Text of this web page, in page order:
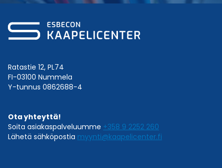
Ratastie 12, PL74
FI-03100 Nummela
Y-tunnus 0862688-4
Ota yhteyttä!
Soita asiakaspalveluumme +358 9 2252 260
Lähetä sähköpostia myynti@kaapelicenter.fi